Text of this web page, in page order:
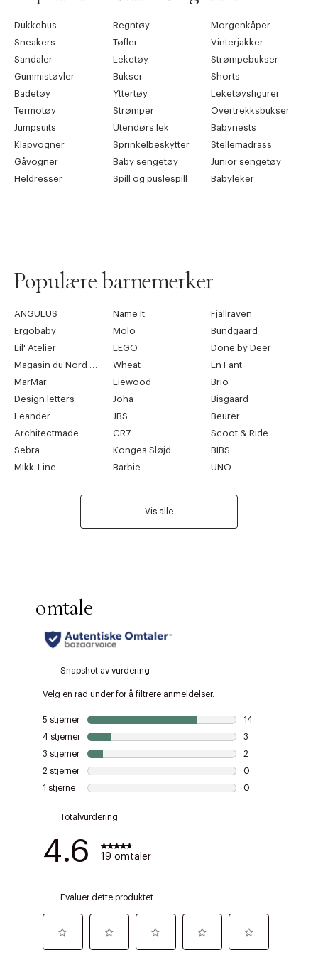
Dukkehus Regntøy
Morgenkåper
Sneakers
Tøfler
Vinterjakker
Sandaler
Leketøy
Strømpebukser
Gummistøvler
Bukser
Shorts
Badetøy
Yttertøy
Leketøysfigurer
Termotøy
Strømper
Overtrekksbukser
Jumpsuits
Utendørs lek
Babynests
Klapvogner
Sprinkelbeskytter
Stellemadrass
Gåvogner
Baby sengetøy
Junior sengetøy
Heldresser
Spill og puslespill Babyleker
Populære barnemerker
ANGULUS Name It
Fjällräven
Ergobaby
Molo
Bundgaard
Lil' Atelier
LEGO
Done by Deer
Wheat
En Fant
MarMar
Liewood
Brio
Design letters
Joha
Bisgaard
Leander
JBS
Beurer
Architectmade
CR7
Scoot & Ride
Sebra
Konges Sløjd
BIBS
Mikk-Line
Barbie UNO
Vis alle